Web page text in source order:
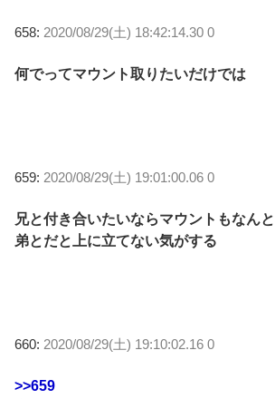
658: 2020/08/29(土) 18:42:14.30 0
何でってマウント取りたいだけでは
659: 2020/08/29(土) 19:01:00.06 0
兄と付き合いたいならマウントもなん
弟とだと上に立てない気がする
660: 2020/08/29(土) 19:10:02.16 0
>>659